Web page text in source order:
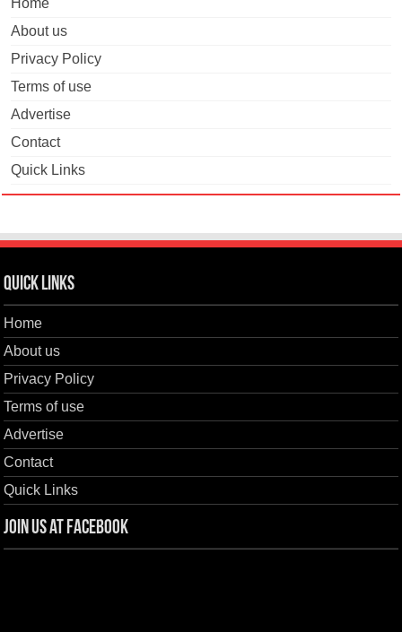
Home
About us
Privacy Policy
Terms of use
Advertise
Contact
Quick Links
Quick Links
Home
About us
Privacy Policy
Terms of use
Advertise
Contact
Quick Links
Join us at Facebook